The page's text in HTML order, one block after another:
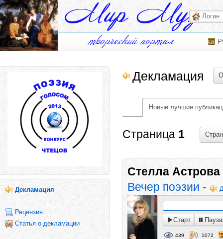
Декламация
Рецензия
Статья о декламации
Декламация
Новые лучшие
Страница 1
Стелла Астрова
Вечер поэзии-
Старт Пауза
439 1072